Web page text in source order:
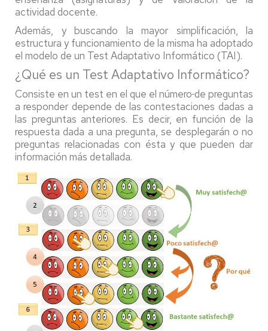
actividad docente.
Además, y buscando la mayor simplificación, la
estructura y funcionamiento de la misma ha adoptado
el modelo de un Test Adaptativo Informático (TAI).
¿Qué es un Test Adaptativo Informático?
Consiste en un test en el que el número de preguntas
a responder depende de las contestaciones dadas a
las preguntas anteriores. Es decir, en función de la
respuesta dada a una pregunta, se desplegarán o no
preguntas relacionadas con ésta y que pueden dar
información más detallada.